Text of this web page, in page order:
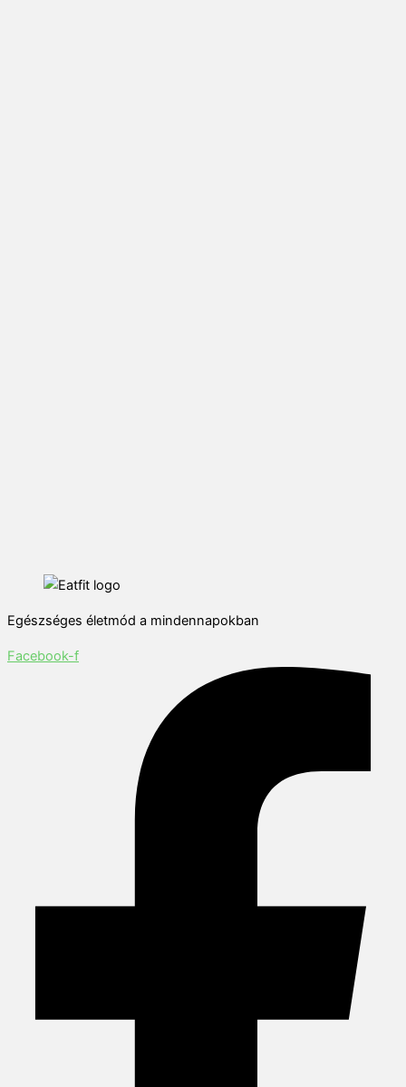
Egészséges életmód a mindennapokban
Facebook-f